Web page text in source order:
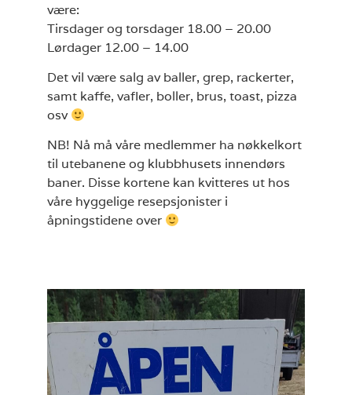
være:
Tirsdager og torsdager 18.00 – 20.00
Lørdager 12.00 – 14.00
Det vil være salg av baller, grep, rackerter,
samt kaffe, vafler, boller, brus, toast, pizza
osv
NB! Nå må våre medlemmer ha nøkkelkort
til utebanene og klubbhusets innendørs
baner. Disse kortene kan kvitteres ut hos
våre hyggelige resepsjonister i
åpningstidene over